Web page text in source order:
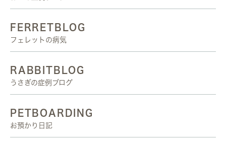
FERRETBLOG
フェレットの病気
RABBITBLOG
うさぎの症例ブログ
PETBOARDING
お預かり日記